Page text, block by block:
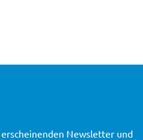
Newsletter und